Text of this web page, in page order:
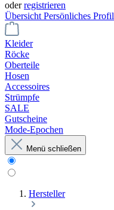
oderregistrieren
Übersicht Persönliches Profil
Kleider
Röcke
Oberteile
Hosen
Accessoires
Strümpfe
SALE
Gutscheine
Mode-Epochen
Menü schließen
Hersteller